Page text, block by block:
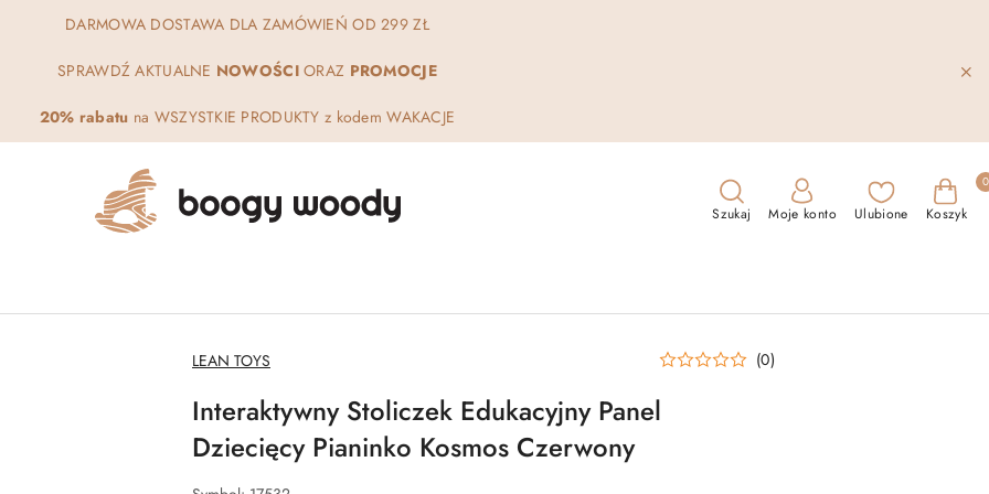
DARMOWA DOSTAWA DLA ZAMÓWIEŃ OD 299 ZŁ
SPRAWDŹ AKTUALNE NOWOŚCIORAZ PROMOCJE
20% rabatu na WSZYSTKIE PRODUKTY z kodem WAKACJE
Szukaj Moje konto Ulubione Koszyk
0
NAZWA
PRODUCENTA:
LEAN TOYS (0)
Interaktywny Stoliczek Edukacyjny Panel
Dziecięcy Pianinko Kosmos Czerwony